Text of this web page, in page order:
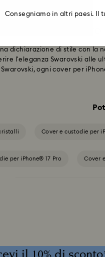
16 Pro
dichiarazione di stile con
l'eleganza Swarovski alle
ogni cover per
Cover e custodie per
per iPhone® 17 Pro Cover
Consegniamo in altri paesi. Il